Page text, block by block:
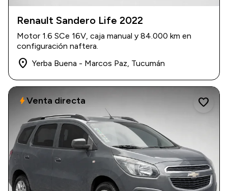
2022 84.000 km
$ 18.300.000
Renault Sandero Life 2022
Motor 1.6 SCe 16V, caja manual y 84.000 km en
configuración naftera.
place Yerba Buena - Marcos Paz, Tucumán
favorite
boltVenta directa